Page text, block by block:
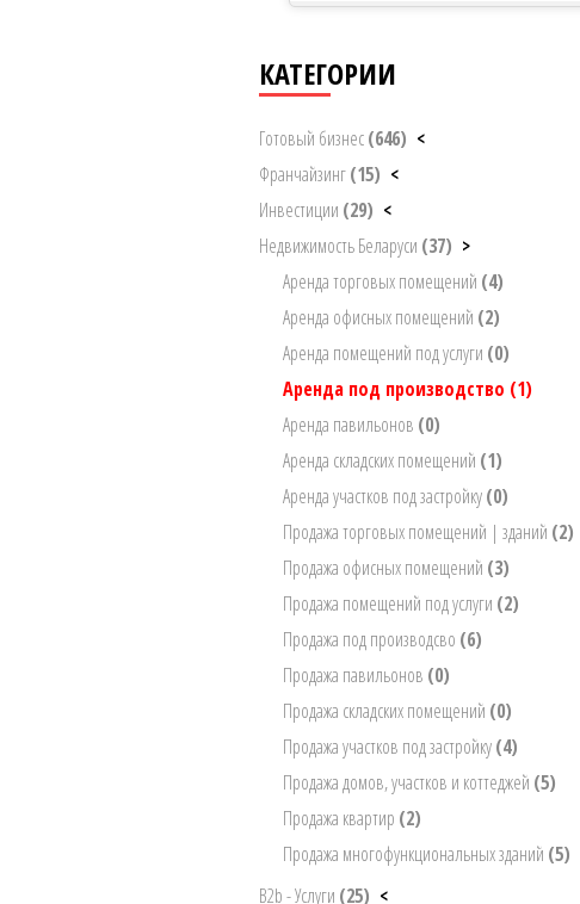
КАТЕГОРИИ
Готовый бизнес(646) <
Франчайзинг(15) <
Инвестиции (29) <
Недвижимость Беларуси (37) >
Аренда торговых помещений (4)
Аренда офисных помещений (2)
Аренда помещений под услуги (0)
Аренда под производство (1)
Аренда павильонов (0)
Аренда складских помещений (1)
Аренда участков под застройку(0)
Продажа торговых помещений | зданий (2)
Продажа офисных помещений (3)
Продажа помещений под услуги (2)
Продажа под производсво (6)
Продажа павильонов (0)
Продажа складских помещений (0)
Продажа участков под застройку(4)
Продажа домов, участков и коттеджей (5)
Продажа квартир (2)
Продажа многофункциональных зданий (5)
B2b - Услуги (25) <